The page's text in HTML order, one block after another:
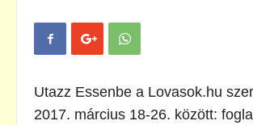
Utazz Essenbe a Lovasok.hu
2017. március 18-26. között: